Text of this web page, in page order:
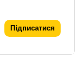
Підписатися